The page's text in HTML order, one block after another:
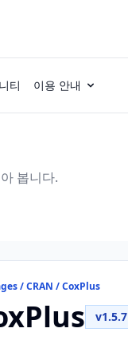
티 이용 안내
봅니다.
/ CRAN / CoxPlus
v1.5.7